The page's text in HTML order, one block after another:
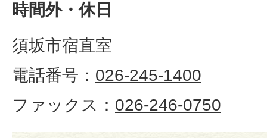
時間外・休日
須坂市宿直室
電話番号： 026-245-1400
ファックス： 026-246-0750